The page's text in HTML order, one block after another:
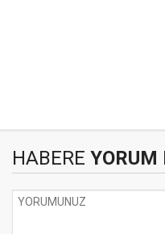
HABERE YORUM